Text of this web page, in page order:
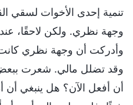
تنمية إحدى الأخوات لسقي
وجهة نظري. ولكن لاحقًا،
وأدركت أن وجهة نظري
وقد تضلل مالي. شعرت
أن أفعل الآن؟ هل ينبغي